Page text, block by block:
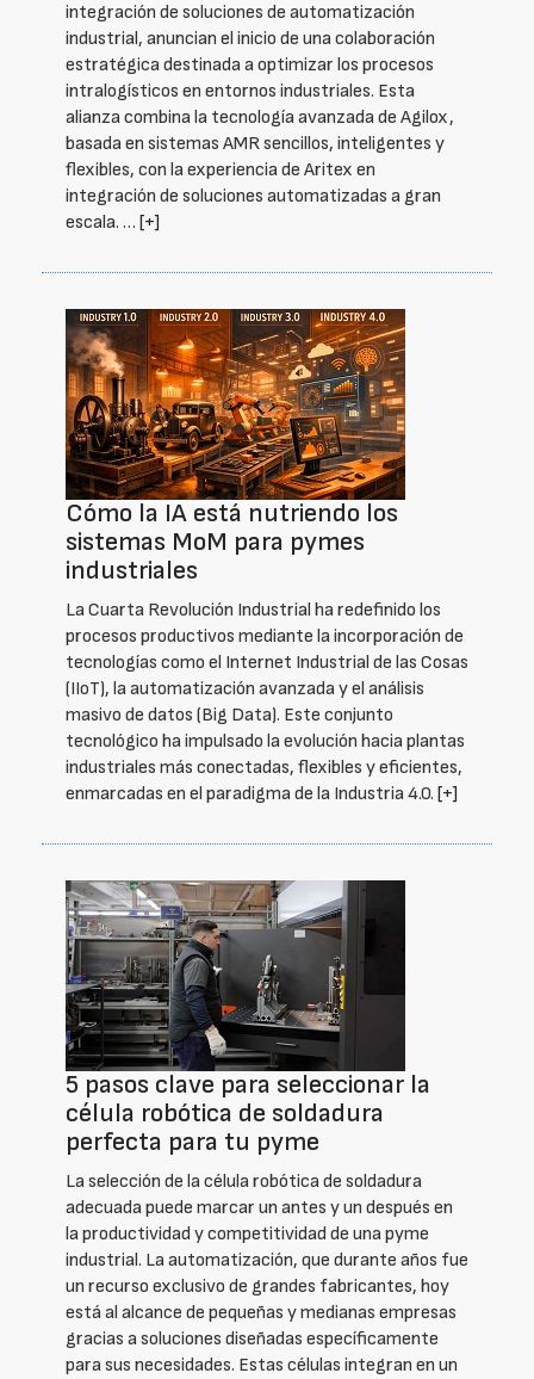
integración de soluciones de automatización
industrial, anuncian el inicio de una colaboración
estratégica destinada a optimizar los procesos
intralogísticos en entornos industriales. Esta
alianza combina la tecnología avanzada de Agilox,
basada en sistemas AMR sencillos, inteligentes y
flexibles, con la experiencia de Aritex en
integración de soluciones automatizadas a gran
escala. … [+]
Cómo la IA está nutriendo los
sistemas MoM para pymes
industriales
La Cuarta Revolución Industrial ha redefinido los
procesos productivos mediante la incorporación de
tecnologías como el Internet Industrial de las Cosas
(IIoT), la automatización avanzada y el análisis
masivo de datos (Big Data). Este conjunto
tecnológico ha impulsado la evolución hacia plantas
industriales más conectadas, flexibles y eficientes,
enmarcadas en el paradigma de la Industria 4.0. [+]
5 pasos clave para seleccionar la
célula robótica de soldadura
perfecta para tu pyme
La selección de la célula robótica de soldadura
adecuada puede marcar un antes y un después en
la productividad y competitividad de una pyme
industrial. La automatización, que durante años fue
un recurso exclusivo de grandes fabricantes, hoy
está al alcance de pequeñas y medianas empresas
gracias a soluciones diseñadas específicamente
para sus necesidades. Estas células integran en un